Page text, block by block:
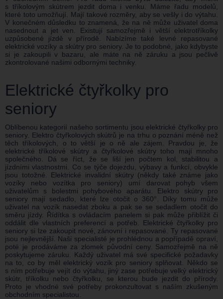
s tříkolovým skútrem jezdit doma i venku. Máme řadu modelů,
které toto umožňují. Mají takové rozměry, aby se vešly i do výtahu.
V konečném důsledku to znamená, že na ně může uživatel doma
nasednout a jet ven. Existují samozřejmě i větší elektrotříkolky
uzpůsobené jízdě v přírodě. Nabízíme také levné repasované
elektrické vozíky a skútry pro seniory. Je to podobné, jako kdybyste
si je zakoupili v bazaru, ale máte na ně záruku a jsou pečlivě
zkontrolované našimi odbornými techniky.
Elektrické čtyřkolky pro
seniory
Oblíbenou kategorií našeho sortimentu jsou elektrické čtyřkolky pro
seniory. Elektro čtyřkolových skútrů je na trhu o poznání méně než
těch tříkolových, o to větší je o ně ale zájem. Pravdou je, že
elektrické tříkolové skútry a čtyřkolové skútry toho mají mnoho
společného. Dá se říct, že se liší jen počtem kol, stabilitou a
jízdními vlastnostmi. Co se týče dojezdu, výbavy a funkcí, obvykle
jsou totožné. Elektrické invalidní skútry (někdy také známe jako
vozíky nebo vozítka pro seniory) umí darovat pohyb všem
uživatelům s bolestmi pohybového aparátu. Elektro skútry pro
seniory mají sedadlo, které lze otočit o 360°. Díky tomu může
uživatel na vozík nasedat zboku a pak se se sedadlem otočit do
směru jízdy. Řídítka s ovládacím panelem si pak může přiblížit či
oddálit dle vlastních preferencí a potřeb. Elektrické čtyřkolky pro
seniory si lze zakoupit nové, zánovní i repasované. Ty repasované
jsou nejlevnější. Naši specialisté je prohlédnou a popřípadě opraví,
poté je prodáváme za zlomek původní ceny. Samozřejmě na ně
poskytujeme záruku. Každý uživatel má své specifické požadavky
na to, co by měl elektrický vozík pro seniory splňovat. Někdo se
s ním potřebuje vejít do výtahu, jiný zase potřebuje velký elektrický
skútr, tříkolku nebo čtyřkolku, se kterou bude jezdit do přírody.
Proto je vhodné své potřeby prokonzultovat s naším zkušeným
obchodním specialistou.